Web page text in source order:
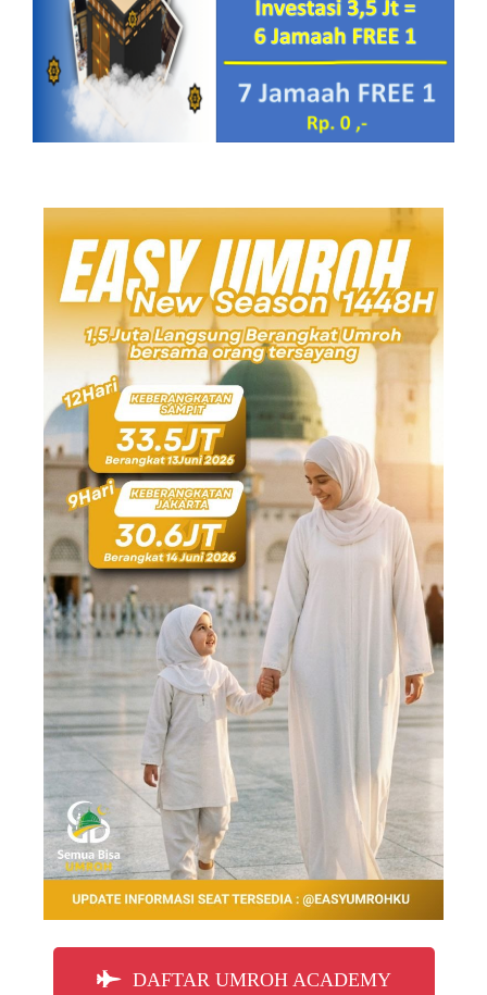
DAFTAR UMROH ACADEMY